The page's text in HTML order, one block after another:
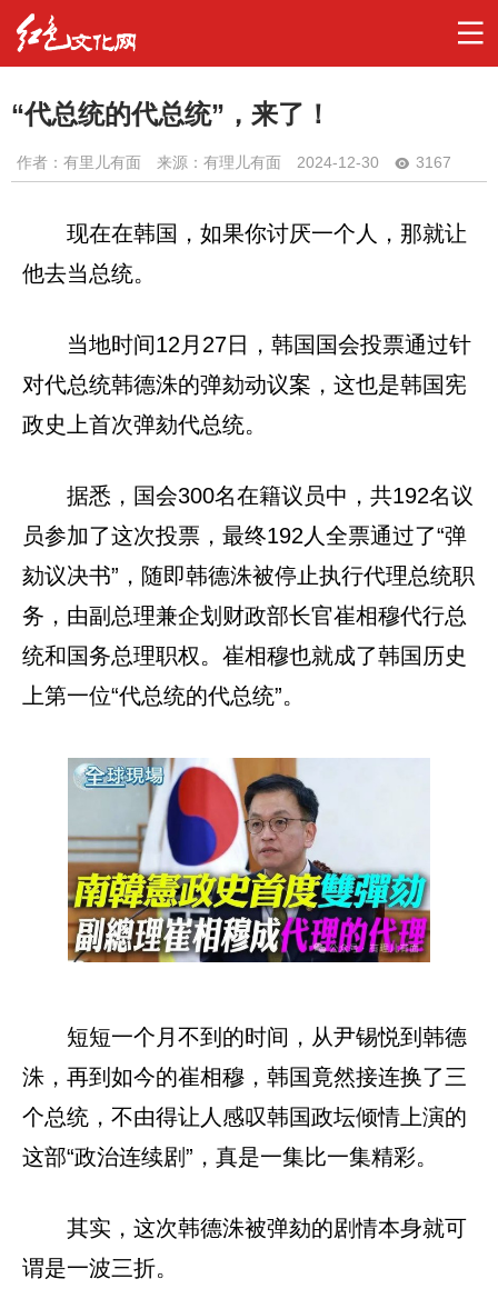
“代总统的代总统”，来了！
作者： 有里儿有面 来源：有理儿有面 2024-12-30 3167
现在在韩国，如果你讨厌一个人，那就让
他去当总统。
当地时间12月27日，韩国国会投票通过针
对代总统韩德洙的弹劾动议案，这也是韩国宪
政史上首次弹劾代总统。
据悉，国会300名在籍议员中，共192名议
员参加了这次投票，最终192人全票通过了“弹
劾议决书”，随即韩德洙被停止执行代理总统职
务，由副总理兼企划财政部长官崔相穆代行总
统和国务总理职权。崔相穆也就成了韩国历史
上第一位“代总统的代总统”。
短短一个月不到的时间，从尹锡悦到韩德
洙，再到如今的崔相穆，韩国竟然接连换了三
个总统，不由得让人感叹韩国政坛倾情上演的
这部“政治连续剧”，真是一集比一集精彩。
其实，这次韩德洙被弹劾的剧情本身就可
谓是一波三折。